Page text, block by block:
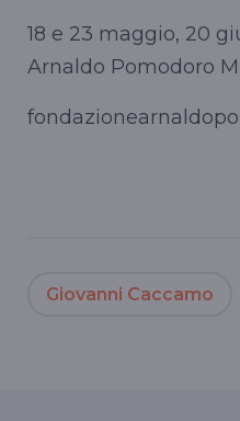
18 e 23 maggio, 20
Arnaldo Pomodoro
Giovanni Caccamo